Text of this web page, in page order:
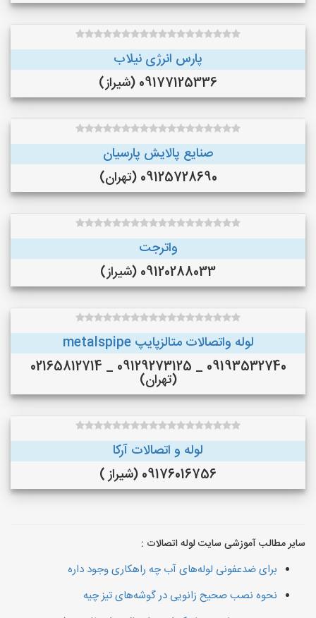
پارس انرژی نیلاب
09177125336 (شیراز)
صنایع پالایش پارسیان
09125728690 (تهران)
واترجت
09120288033 (شیراز)
لوله واتصالات متالزپایپ metalspipe
09193532740 _ 09129273125 _ 02165812714
(تهران)
لوله و اتصالات آرکا
09176016756 (شیراز )
سایر مطالب آموزشی سایت لوله اتصالات :
برای ضدعفونی لوله‌های آب چه راهکاری وجود داره
نحوه نصب صحیح زانویی در گوشه‌های تیز چیه